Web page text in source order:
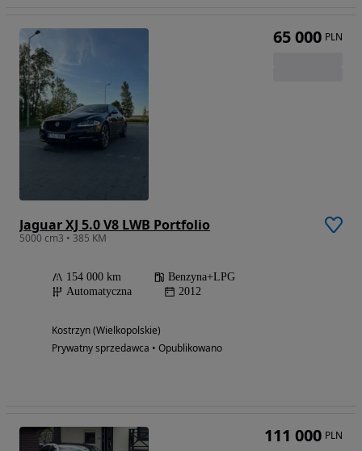
Jaguar XJ 5.0 V8 LWB Portfolio
5000 cm3 • 385 KM
154 000 km
Benzyna+LPG
Automatyczna
2012
Kostrzyn (Wielkopolskie)
Prywatny sprzedawca • Opublikowano
65 000 PLN
111 000 PLN